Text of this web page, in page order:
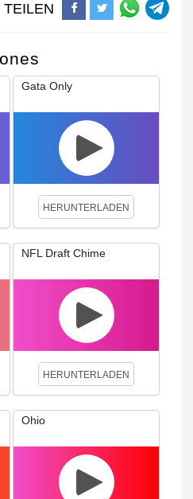
TEILEN
Gata Only
HERUNTERLADEN
NFL Draft Chime
HERUNTERLADEN
Ohio